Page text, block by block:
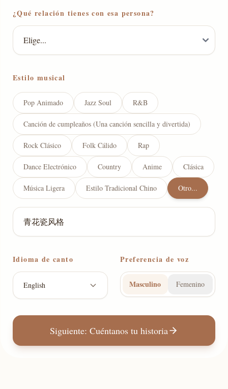
¿Qué relación tienes con esa persona?
Estilo musical
Pop Animado Jazz Soul R&B
Canción de cumpleaños (Una canción sencilla y divertida)
Rock Clásico Folk Cálido Rap
Dance Electrónico Country Anime Clásica
Música Ligera Estilo Tradicional Chino Otro...
Idioma de canto
English
Preferencia de voz
Masculino Femenino
Siguiente: Cuéntanos tu historia